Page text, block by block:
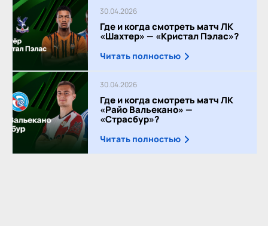
30.04.2026
Где и когда смотреть матч ЛК
«Шахтер» — «Кристал Пэлас»?
Читать полностью
30.04.2026
Где и когда смотреть матч ЛК
«Райо Вальекано» —
«Страсбур»?
Читать полностью